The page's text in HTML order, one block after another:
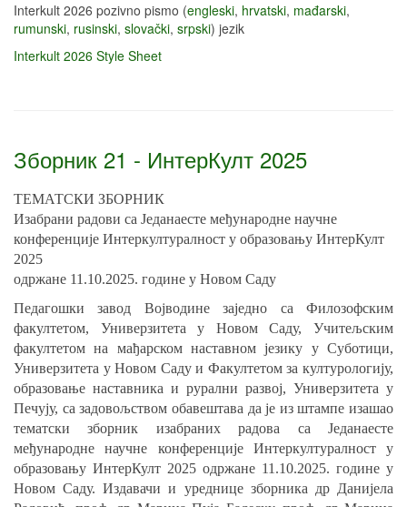
Interkult 2026 pozivno pismo (engleski, hrvatski, mađarski,
rumunski, rusinski, slovački, srpski) jezik
Interkult 2026 Style Sheet
Зборник 21 - ИнтерКулт 2025
ТЕМАТСКИ ЗБОРНИК
Изабрани радови са Једанаесте међународне научне
конференције Интеркултуралност у образовању ИнтерКулт
2025
одржане 11.10.2025. године у Новом Саду
Педагошки завод Војводине заједно са Филозофским
факултетом, Универзитета у Новом Саду, Учитељским
факултетом на мађарском наставном језику у Суботици,
Универзитета у Новом Саду и Факултетом за културологију,
образовање наставника и рурални развој, Универзитета у
Печују, са задовољством обавештава да је из штампе изашао
тематски зборник изабраних радова са Једанаесте
међународне научне конференције Интеркултуралност у
образовању ИнтерКулт 2025 одржане 11.10.2025. године у
Новом Саду. Издавачи и уреднице зборника др Данијела